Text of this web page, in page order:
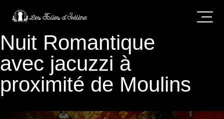
Nuit Romantique
avec jacuzzi à
proximité de Moulins